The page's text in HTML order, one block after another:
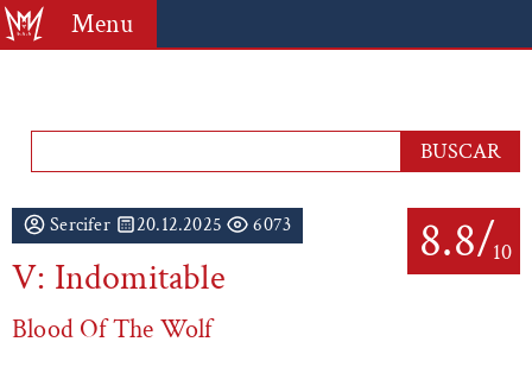
Menu
8.8/10
Sercifer 20.12.2025 6073
V: Indomitable
Blood Of The Wolf